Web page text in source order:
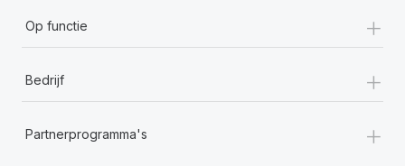
Op functie +
Bedrijf +
Partnerprogramma's +